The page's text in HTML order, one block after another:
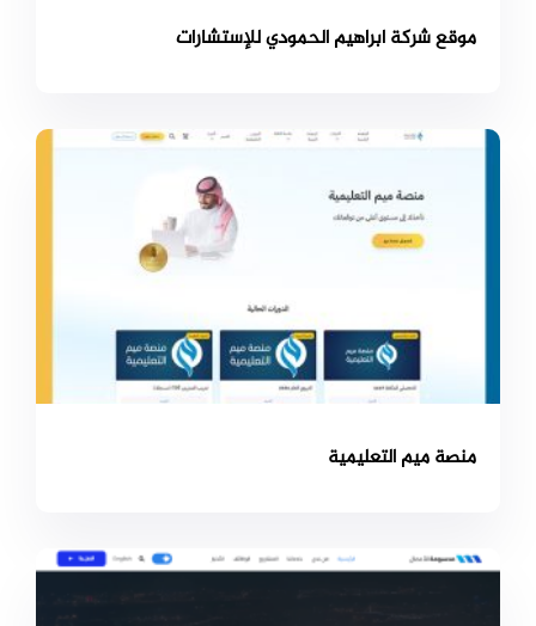
موقع شركة ابراهيم الحمودي للإستشارات
منصة ميم التعليمية